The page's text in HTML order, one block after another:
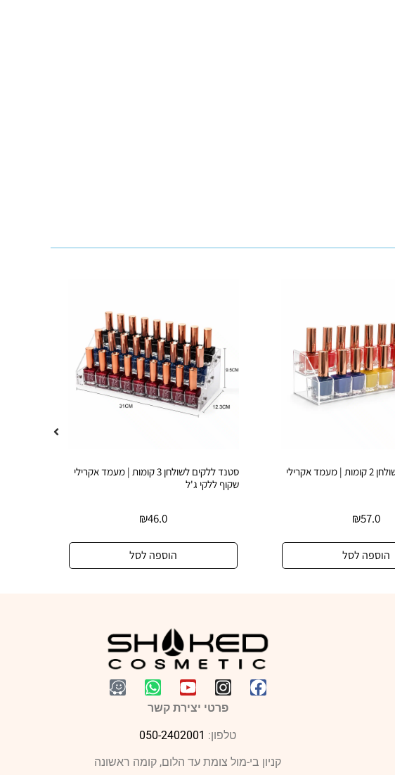
סטנד ללקים לשולחן 2 קומות | מעמד אקרילי
₪57.0
הוספה לסל
סטנד ללקים לשולחן 3 קומות | מעמד אקרילי
שקוף ללקי ג'ל
₪46.0
הוספה לסל
פרטי יצירת קשר
טלפון: 050-2402001
קניון בי-מול צומת עד הלום, קומה ראשונה